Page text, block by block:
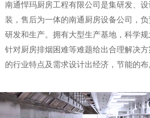
南通悍玛厨房工程有限公司是集研发、
装，售后为一体的南通厨房设备公司，
研发和生产。拥有大型生产基地，科学规
针对厨房排烟困难等难题给出合理解决
的行业特点及需求设计出经济，节能的布